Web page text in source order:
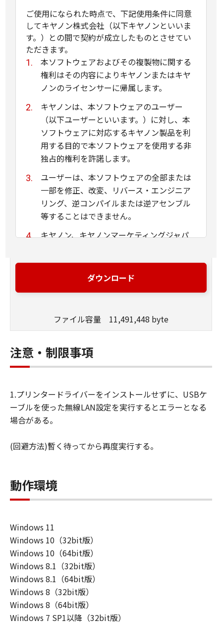
ご使用になられた時点で、下記使用条件に同意
してキヤノン株式会社（以下キヤノンといいま
す。）との間で契約が成立したものとさせてい
ただきます。
本ソフトウェアおよびその複製物に関する
権利はその内容によりキヤノンまたはキヤ
ノンのライセンサーに帰属します。
キヤノンは、本ソフトウェアのユーザー
（以下ユーザーといいます。）に対し、本
ソフトウェアに対応するキヤノン製品を利
用する目的で本ソフトウェアを使用する非
独占的権利を許諾します。
ユーザーは、本ソフトウェアの全部または
一部を修正、改変、リバース・エンジニア
リング、逆コンパイルまたは逆アセンブル
等することはできません。
キヤノン、キヤノンマーケティングジャパ
は、本ソフトウェアがユーザーの特定の目
的のために適当であること、もしくは有用
ていかなる保証もいたしません。
キヤノン、キヤノンマーケティングジャパ
ン株式会社およびキヤノンのライセンサー
は、本ソフトウェアの使用に付随または関
連して生ずる直接的または間接的な損失、
一切の責任を負いません。
ユーザーは、日本国政府または該当国の政
府より必要な許可等を得ることなしに、本
ソフトウェアの全部または一部を、直接ま
たは間接に輸出してはなりません。
ダウンロード
ファイル容量 11,491,448 byte
注意・制限事項
1.プリンタードライバーをインストールせずに、USBケ
ーブルを使った無線LAN設定を実行するとエラーとなる
場合がある。
(回避方法)暫く待ってから再度実行する。
動作環境
Windows 11
Windows 10（32bit版）
Windows 10（64bit版）
Windows 8.1（32bit版）
Windows 8.1（64bit版）
Windows 8（32bit版）
Windows 8（64bit版）
Windows 7 SP1以降（32bit版）